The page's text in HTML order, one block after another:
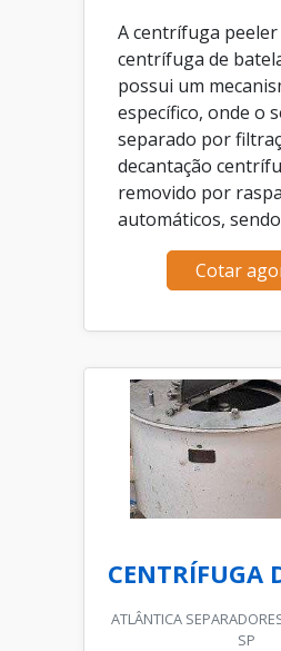
A centrífuga
centrífuga de
possui um
específico, onde o
separado por
decantação
removido por
automáticos, sendo
Cotar
CENTRÍFUGA
ATLÂNTICA
SP